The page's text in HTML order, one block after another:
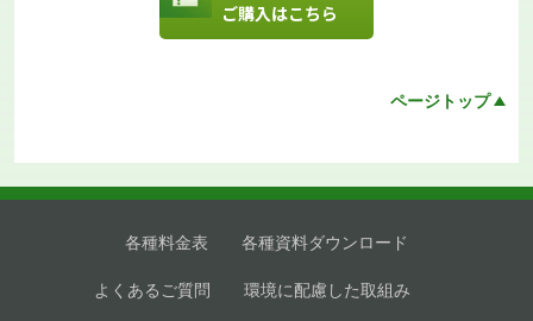
ご購入はこちら
ページトップ
各種料金表 各種資料ダウンロード
よくあるご質問 環境に配慮した取組み